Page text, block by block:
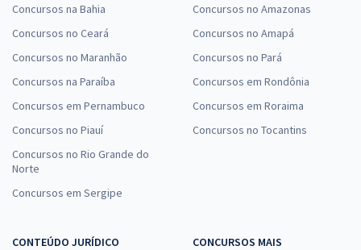
Concursos na Bahia
Concursos no Ceará
Concursos no Maranhão
Concursos na Paraíba
Concursos em Pernambuco
Concursos no Piauí
Concursos no Rio Grande do
Norte
Concursos em Sergipe
Concursos no Amazonas
Concursos no Amapá
Concursos no Pará
Concursos em Rondônia
Concursos em Roraima
Concursos no Tocantins
CONTEÚDO JURÍDICO
CONCURSOS MAIS